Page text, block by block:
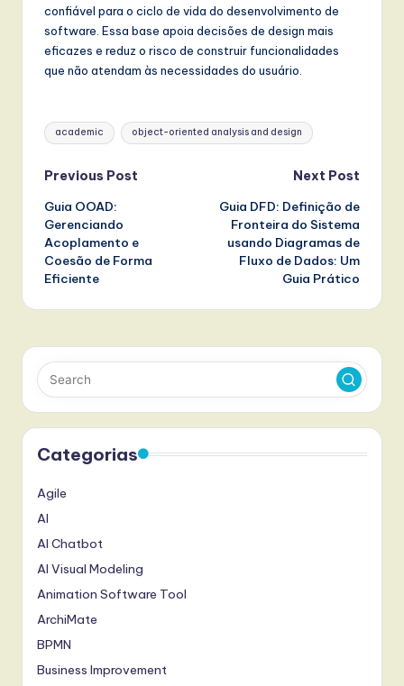
confiável para o ciclo de vida do desenvolvimento de
software. Essa base apoia decisões de design mais
eficazes e reduz o risco de construir funcionalidades
que não atendam às necessidades do usuário.
Tags:
academic object-oriented analysis and design
Post
navigation
Previous Post
Guia OOAD:
Gerenciando
Acoplamento e
Coesão de Forma
Eficiente
Next Post
Guia DFD: Definição de
Fronteira do Sistema
usando Diagramas de
Fluxo de Dados: Um
Guia Prático
Categorias
Agile
AI
AI Chatbot
AI Visual Modeling
Animation Software Tool
ArchiMate
BPMN
Business Improvement